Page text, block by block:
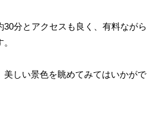
分とアクセスも良く、有料ながら
美しい景色を眺めてみてはいかがで